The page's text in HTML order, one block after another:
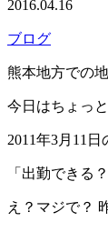
2016.04.16
ブログ
熊本地方での
今日はちょっ
2011年3月11
「出勤できる
え？マジで？